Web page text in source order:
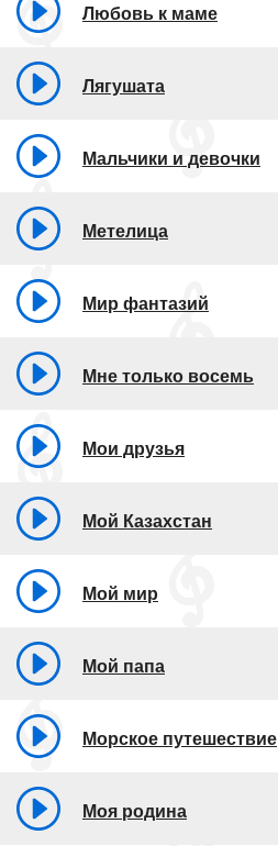
Любовь к маме
Лягушата
Мальчики и девочки
Метелица
Мир фантазий
Мне только восемь
Мои друзья
Мой Казахстан
Мой мир
Мой папа
Морское путешествие
Моя родина